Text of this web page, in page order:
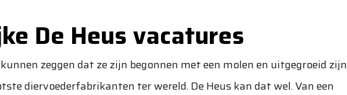
De Heus vacatures
zeggen dat ze zijn begonnen met een molen en uitgegroeid zijn
diervoederfabrikanten ter wereld. De Heus kan dat wel. Van een